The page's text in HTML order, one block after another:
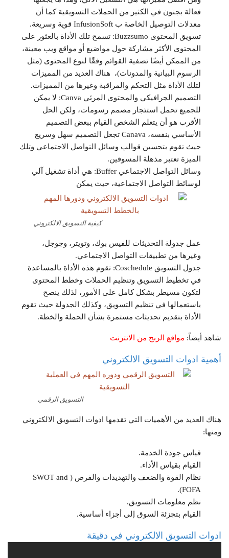
فعالة بجنون في الكثير من الحملات التسويقية كما أن
معدلات التوصيل الخاصة ب InfusionSoft قوية وسريعة.
تسويق المحتوى Buzzsumo: تسمح تلك الأداة بالعثور على
المحتوى الأكثر مشاركة حول مواضيع أو مواقع ويب معينة،
من الممكن أيضًا تصفية القوائم وفقًا لنوع المحتوى (مثل
الرسوم البيانية والمدونات)، هناك العديد من المميزات
لتلك الأداة مثل التحكم والمراقبة وغيرها من المميزات.
التصميم الجرافيكي والمحتوى المرئي Canva: لا يمكن
للجميع تحمل استئجار مصمم رسومات، ولكن الحل
الأقرب هو أن يتعلم الشخص القيام ببعض التصميم
الأساسي بنفسه، Canava تجعل التصميم سهل وسريع
حيث تقوم بتحسين قوالب وسائل التواصل الاجتماعي وتلك
الميزة تعتبر مذهلة المسوقين.
وسائل التواصل الاجتماعي Buffer: هي أداة تشغيل آلي
لوسائط التواصل الاجتماعية، حيث يمكن
كيفية التسويق الالكتروني
عمل جدولة التحديثات للفيس بوك، وتويتر، وجوجل،
وغيرها من تطبيقات التواصل الاجتماعي.
جدول التسويق Coschedule: تقوم هذه الأداة بالمساعدة
في تخطيط التسويق وتنظيم الحملات وخطط المحتوى
لتكون مسيطر بشكل كامل على الأمور، لذلك ينصح
باستعمالها في تنظيم التسويق، وكذلك الجدولة حيث تقوم
الأداة بتقديم تحديثات مستمرة بشأن الحملة والخطة.
شاهد أيضاً: مواقع الربح من الانترنت
أهمية ادوات التسويق الالكتروني
التسويق الرقمي
هناك العديد من الأهميات التي تقدمها ادوات التسويق الالكتروني
ومنها:
قياس جودة الخدمة.
القيام بقياس الأداء.
نظام القوة والضعف والتهديدات والفرص ( SWOT and
FOFA).
نظم معلومات التسويق.
القيام بتجزئة السوق إلى أجزاء أساسية.
ادوات التسويق الالكتروني في دقيقة